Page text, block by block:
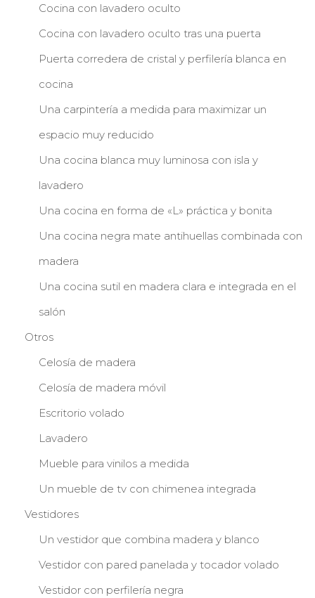
Cocina con lavadero oculto
Cocina con lavadero oculto tras una puerta
Puerta corredera de cristal y perfilería blanca en
cocina
Una carpintería a medida para maximizar un
espacio muy reducido
Una cocina blanca muy luminosa con isla y
lavadero
Una cocina en forma de «L» práctica y bonita
Una cocina negra mate antihuellas combinada con
madera
Una cocina sutil en madera clara e integrada en el
salón
Otros
Celosía de madera
Celosía de madera móvil
Escritorio volado
Lavadero
Mueble para vinilos a medida
Un mueble de tv con chimenea integrada
Vestidores
Un vestidor que combina madera y blanco
Vestidor con pared panelada y tocador volado
Vestidor con perfilería negra